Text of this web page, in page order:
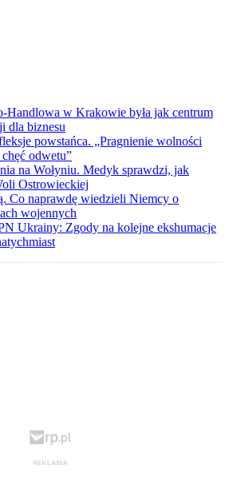
Handlowa w Krakowie była jak centrum
dla biznesu
powstańca. „Pragnienie wolności
odwetu”
na Wołyniu. Medyk sprawdzi, jak
Ostrowieckiej
Co naprawdę wiedzieli Niemcy o
wojennych
Ukrainy: Zgody na kolejne ekshumacje